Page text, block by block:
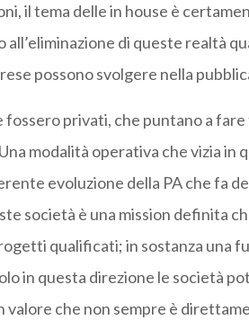
il tema delle in house è
di queste realtà
possono svolgere nella
fossero privati, che puntano a
modalità operativa che vizia in
evoluzione della PA che fa
società è una mission definita
qualificati; in sostanza una
in questa direzione le società
valore che non sempre è